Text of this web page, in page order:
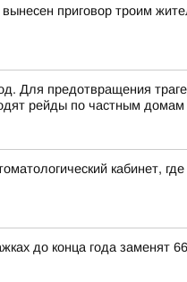
приговор троим
Для предотвращения
рейды по частным
кабинет,
до конца года заменят